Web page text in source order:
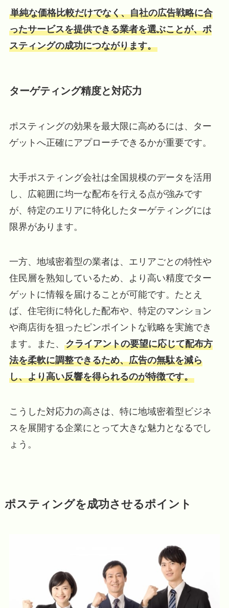
単純な価格比較だけでなく、自社の広告戦略に合
ったサービスを提供できる業者を選ぶことが、ポ
スティングの成功につながります。
ターゲティング精度と対応力
ポスティングの効果を最大限に高めるには、ター
ゲットへ正確にアプローチできるかが重要です。
大手ポスティング会社は全国規模のデータを活用
し、広範囲に均一な配布を行える点が強みです
が、特定のエリアに特化したターゲティングには
限界があります。
一方、地域密着型の業者は、エリアごとの特性や
住民層を熟知しているため、より高い精度でター
ゲットに情報を届けることが可能です。たとえ
ば、住宅街に特化した配布や、特定のマンション
や商店街を狙ったピンポイントな戦略を実施でき
ます。また、 クライアントの要望に応じて配布方
法を柔軟に調整できるため、広告の無駄を減ら
し、より高い反響を得られるのが特徴です。
こうした対応力の高さは、特に地域密着型ビジネ
スを展開する企業にとって大きな魅力となるでし
ょう。
ポスティングを成功させるポイント